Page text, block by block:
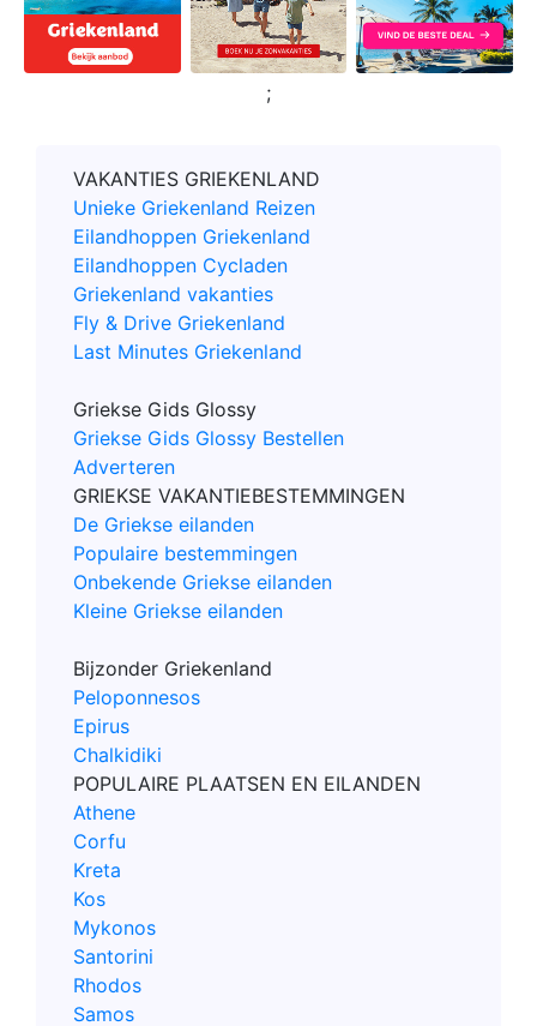
;
VAKANTIES GRIEKENLAND
Unieke Griekenland Reizen
Eilandhoppen Griekenland
Eilandhoppen Cycladen
Griekenland vakanties
Fly & Drive Griekenland
Last Minutes Griekenland
Griekse Gids Glossy
Griekse Gids Glossy Bestellen
Adverteren
GRIEKSE VAKANTIEBESTEMMINGEN
De Griekse eilanden
Populaire bestemmingen
Onbekende Griekse eilanden
Kleine Griekse eilanden
Bijzonder Griekenland
Peloponnesos
Epirus
Chalkidiki
POPULAIRE PLAATSEN EN EILANDEN
Athene
Corfu
Kreta
Kos
Mykonos
Santorini
Rhodos
Samos